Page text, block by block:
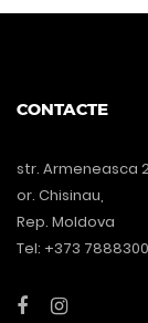
CONTACTE
str. Armeneasca
or. Chisinau,
Rep. Moldova
Tel: +373